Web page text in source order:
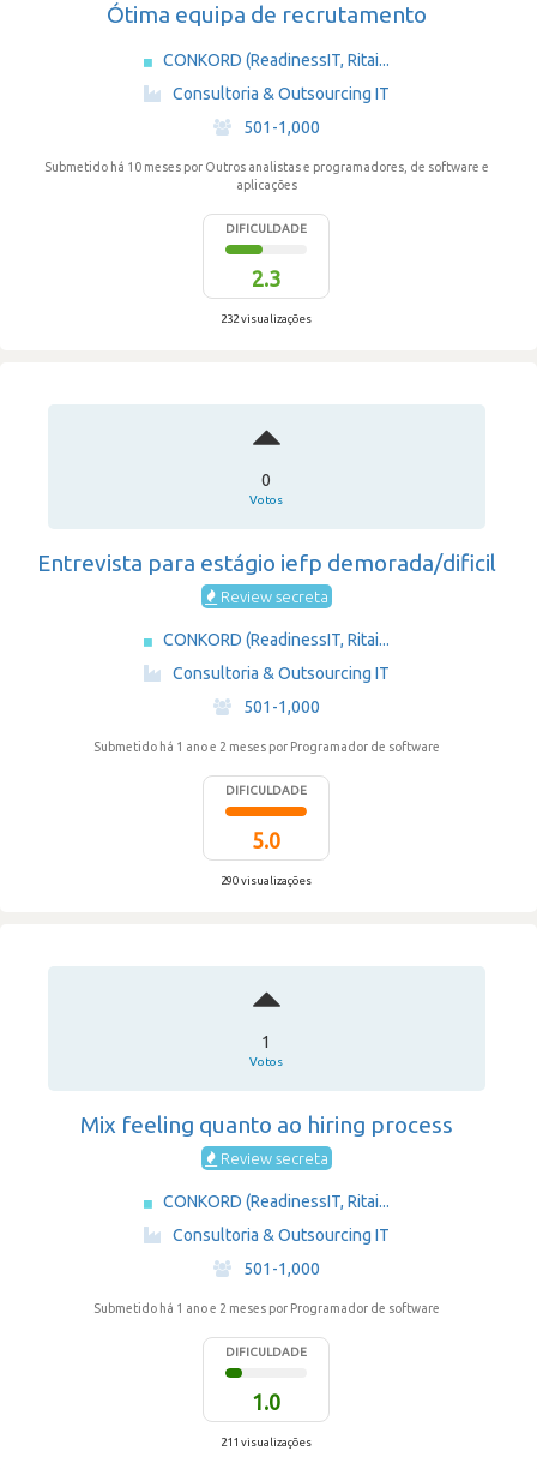
Ótima equipa de recrutamento
CONKORD (ReadinessIT, Ritai...
·
Consultoria & Outsourcing IT
·
501-1,000
Submetido há 10 meses por Outros analistas e programadores, de software e
aplicações
DIFICULDADE
2.3
232 visualizações
0
Votos
Entrevista para estágio iefp demorada/dificil
Review secreta
CONKORD (ReadinessIT, Ritai...
·
Consultoria & Outsourcing IT
·
501-1,000
Submetido há 1 ano e 2 meses por Programador de software
DIFICULDADE
5.0
290 visualizações
1
Votos
Mix feeling quanto ao hiring process
Review secreta
CONKORD (ReadinessIT, Ritai...
·
Consultoria & Outsourcing IT
·
501-1,000
Submetido há 1 ano e 2 meses por Programador de software
DIFICULDADE
1.0
211 visualizações